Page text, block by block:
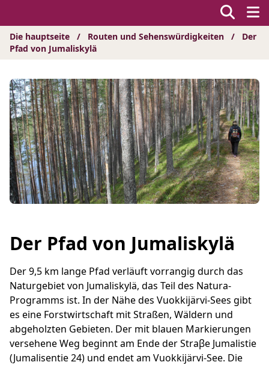
Die hauptseite / Routen und Sehenswürdigkeiten /
Der
Pfad von Jumaliskylä
Der Pfad von Jumaliskylä
Der 9,5 km lange Pfad verläuft vorrangig durch das
Naturgebiet von Jumaliskylä, das Teil des Natura-
Programms ist. In der Nähe des Vuokkijärvi-Sees gibt
es eine Forstwirtschaft mit Straßen, Wäldern und
abgeholzten Gebieten. Der mit blauen Markierungen
versehene Weg beginnt am Ende der Straβe Jumalistie
(Jumalisentie 24) und endet am Vuokkijärvi-See. Die